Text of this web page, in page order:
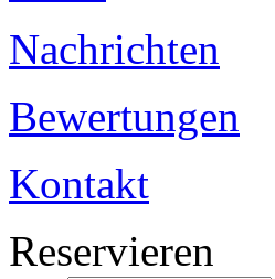
Nachrichten
Bewertungen
Kontakt
Reservieren